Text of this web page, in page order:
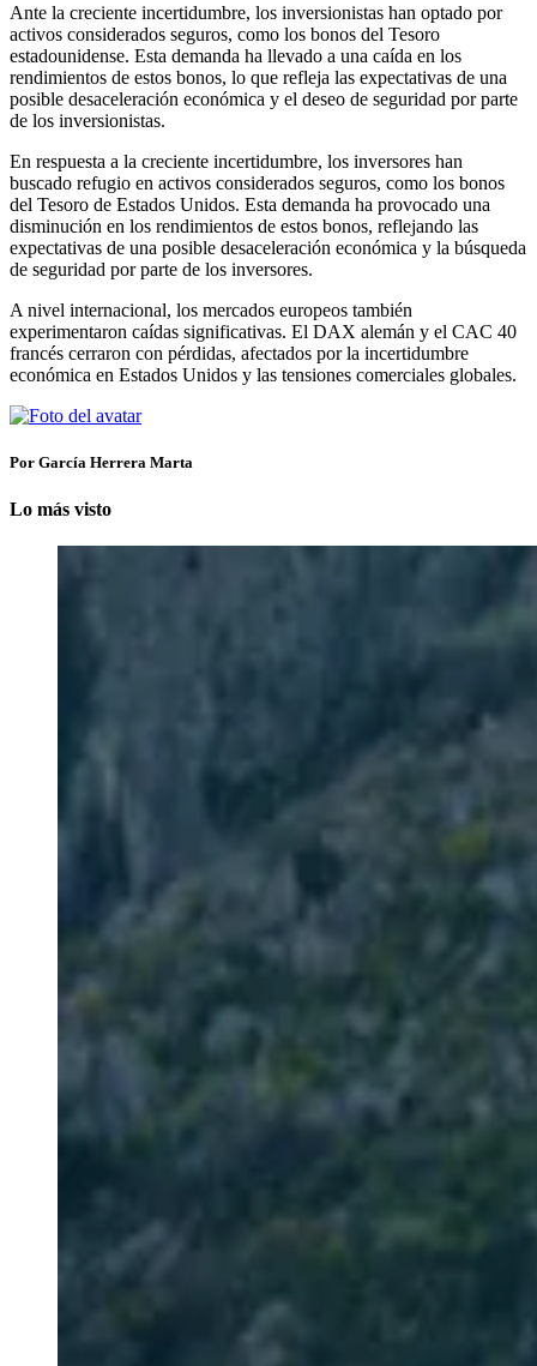
Ante la creciente incertidumbre, los inversionistas han optado por
activos considerados seguros, como los bonos del Tesoro
estadounidense. Esta demanda ha llevado a una caída en los
rendimientos de estos bonos, lo que refleja las expectativas de una
posible desaceleración económica y el deseo de seguridad por parte
de los inversionistas.
En respuesta a la creciente incertidumbre, los inversores han
buscado refugio en activos considerados seguros, como los bonos
del Tesoro de Estados Unidos. Esta demanda ha provocado una
disminución en los rendimientos de estos bonos, reflejando las
expectativas de una posible desaceleración económica y la búsqueda
de seguridad por parte de los inversores.​
A nivel internacional, los mercados europeos también
experimentaron caídas significativas. El DAX alemán y el CAC 40
francés cerraron con pérdidas, afectados por la incertidumbre
económica en Estados Unidos y las tensiones comerciales globales.​
Por García Herrera Marta
Lo más visto